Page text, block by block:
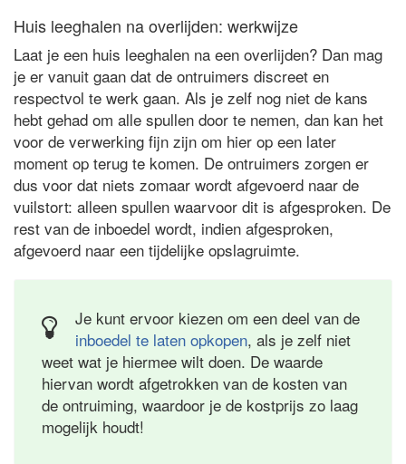
Huis leeghalen na overlijden: werkwijze
Laat je een huis leeghalen na een overlijden? Dan mag
je er vanuit gaan dat de ontruimers discreet en
respectvol te werk gaan. Als je zelf nog niet de kans
hebt gehad om alle spullen door te nemen, dan kan het
voor de verwerking fijn zijn om hier op een later
moment op terug te komen. De ontruimers zorgen er
dus voor dat niets zomaar wordt afgevoerd naar de
vuilstort: alleen spullen waarvoor dit is afgesproken. De
rest van de inboedel wordt, indien afgesproken,
afgevoerd naar een tijdelijke opslagruimte.
Je kunt ervoor kiezen om een deel van de
inboedel te laten opkopen, als je zelf niet
weet wat je hiermee wilt doen. De waarde
hiervan wordt afgetrokken van de kosten van
de ontruiming, waardoor je de kostprijs zo laag
mogelijk houdt!